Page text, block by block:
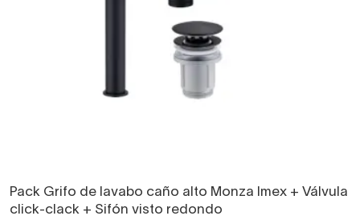
Pack Grifo de lavabo caño alto Monza Imex + Válvula
click-clack + Sifón visto redondo